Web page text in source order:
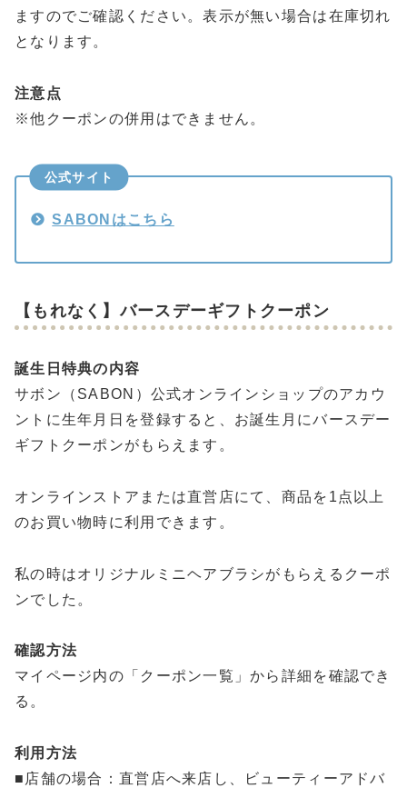
ますのでご確認ください。表示が無い場合は在庫切れ
となります。
注意点
※他クーポンの併用はできません。
公式サイト
SABONはこちら
【もれなく】バースデーギフトクーポン
誕生日特典の内容
サボン（SABON）公式オンラインショップのアカウ
ントに生年月日を登録すると、お誕生月にバースデー
ギフトクーポンがもらえます。
オンラインストアまたは直営店にて、商品を1点以上
のお買い物時に利用できます。
私の時はオリジナルミニヘアブラシがもらえるクーポ
ンでした。
確認方法
マイページ内の「クーポン一覧」から詳細を確認でき
る。
利用方法
■店舗の場合：直営店へ来店し、ビューティーアドバ